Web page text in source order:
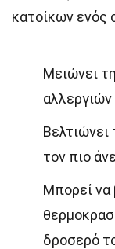
κατοίκων ενός
Μειώνει
Βελτιώνει
τον πιο
Μπορεί να
δροσερό